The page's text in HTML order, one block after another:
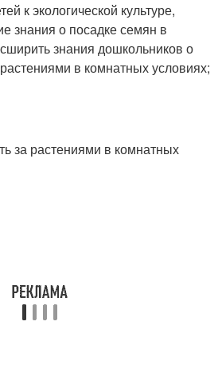
к экологической культуре,
знания о посадке семян в
знания дошкольников о
в комнатных условиях;
за растениями в комнатных